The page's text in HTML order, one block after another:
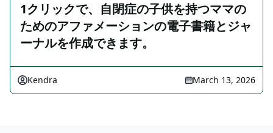
1クリックで、自閉症の子供を持つママの
ためのアファメーションの電子書籍とジャ
ーナルを作成できます。
Kendra March 13, 2026